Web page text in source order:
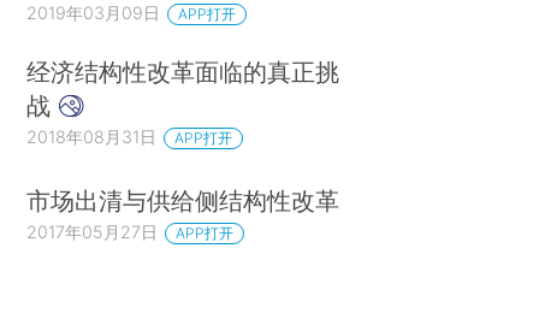
2019年03月09日 APP打开
经济结构性改革面临的真正挑
战
2018年08月31日 APP打开
市场出清与供给侧结构性改革
2017年05月27日 APP打开